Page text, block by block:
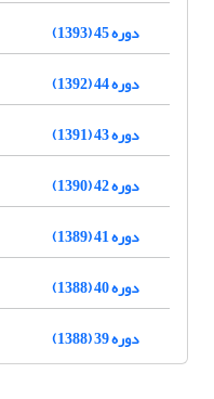
دوره 45 (1393)
دوره 44 (1392)
دوره 43 (1391)
دوره 42 (1390)
دوره 41 (1389)
دوره 40 (1388)
دوره 39 (1388)